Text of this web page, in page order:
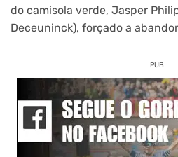
do camisola verde, Jasper
Deceuninck), forçado a
PUB